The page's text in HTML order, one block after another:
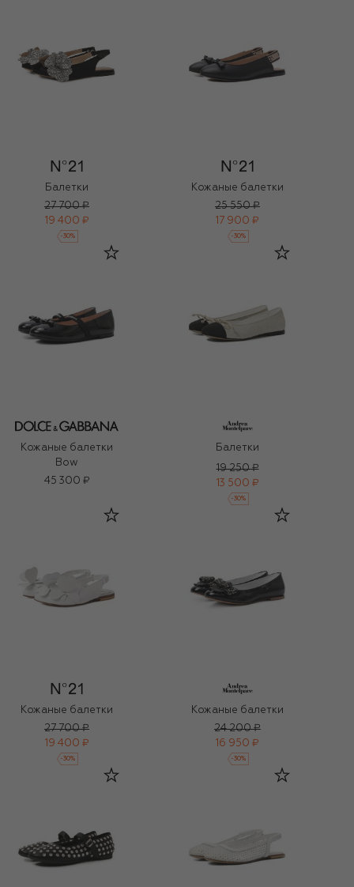
Балетки
27 700 ₽
19 400 ₽
-30%
Кожаные балетки
25 550 ₽
17 900 ₽
-30%
Кожаные балетки
Bow
45 300 ₽
Балетки
19 250 ₽
13 500 ₽
-30%
Кожаные балетки
27 700 ₽
19 400 ₽
-30%
Кожаные балетки
24 200 ₽
16 950 ₽
-30%